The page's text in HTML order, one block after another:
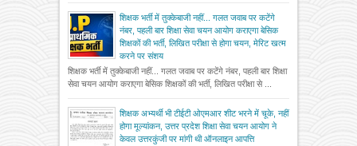
शिक्षक भर्ती में तुक्केबाजी नहीं... गलत जवाब पर कटेंगे
नंबर, पहली बार शिक्षा सेवा चयन आयोग कराएगा बेसिक
शिक्षकों की भर्ती, लिखित परीक्षा से होगा चयन, मेरिट खत्म
करने पर संशय
शिक्षक भर्ती में तुक्केबाजी नहीं... गलत जवाब पर कटेंगे नंबर, पहली बार शिक्षा
सेवा चयन आयोग कराएगा बेसिक शिक्षकों की भर्ती, लिखित परीक्षा से ...
शिक्षक अभ्यर्थी भी टीईटी ओएमआर शीट भरने में चूके, नहीं
होगा मूल्यांकन, उत्तर प्रदेश शिक्षा सेवा चयन आयोग ने
केवल उत्तरकुंजी पर मांगी थी ऑनलाइन आपत्ति